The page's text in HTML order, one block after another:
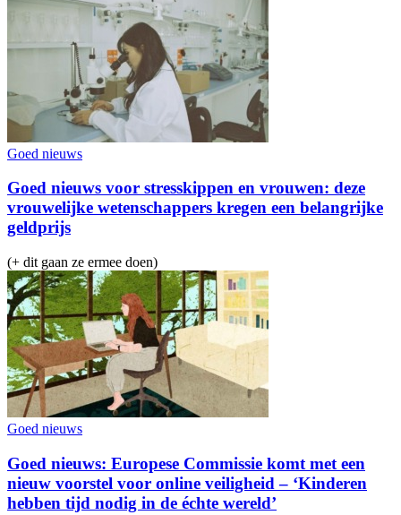
Goed nieuws
Goed nieuws voor stresskippen en vrouwen: deze
vrouwelijke wetenschappers kregen een belangrijke
geldprijs
(+ dit gaan ze ermee doen)
Goed nieuws
Goed nieuws: Europese Commissie komt met een
nieuw voorstel voor online veiligheid – ‘Kinderen
hebben tijd nodig in de échte wereld’